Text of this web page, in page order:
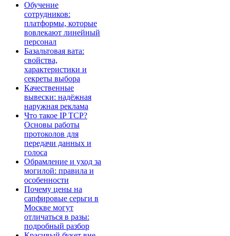
Обучение
сотрудников:
платформы, которые
вовлекают линейный
персонал
Базальтовая вата:
свойства,
характеристики и
секреты выбора
Качественные
вывески: надёжная
наружная реклама
Что такое IP TCP?
Основы работы
протоколов для
передачи данных и
голоса
Обрамление и уход за
могилой: правила и
особенности
Почему цены на
сапфировые серьги в
Москве могут
отличаться в разы:
подробный разбор